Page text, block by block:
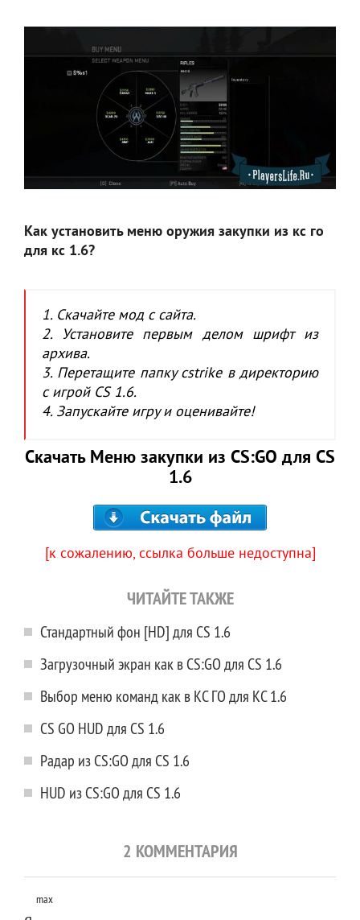
Как установить меню оружия закупки из кс го
для кс 1.6?
1. Скачайте мод с сайта.
2. Установите первым делом шрифт из
архива.
3. Перетащите папку cstrike в директорию
с игрой CS 1.6.
4. Запускайте игру и оценивайте!
Скачать Меню закупки из CS:GO для CS
1.6
[к сожалению, ссылка больше недоступна]
ЧИТАЙТЕ ТАКЖЕ
Стандартный фон [HD] для CS 1.6
Загрузочный экран как в CS:GO для CS 1.6
Выбор меню команд как в КС ГО для КС 1.6
CS GO HUD для CS 1.6
Радар из CS:GO для CS 1.6
HUD из CS:GO для CS 1.6
2 КОММЕНТАРИЯ
max